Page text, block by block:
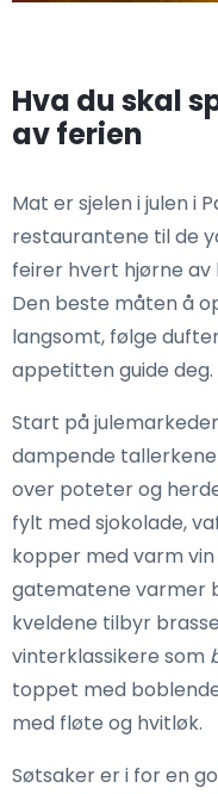
Hva du skal
av ferien
Mat er sjelen i julen i
restaurantene til de
feirer hvert hjørne av
Den beste måten å
langsomt, følge
appetitten guide deg.
Start på
dampende
over poteter og
fylt med sjokolade,
kopper med varm vin
gatematene varmer
kveldene tilbyr
vinterklassikere som
toppet med
med fløte og hvitløk.
Søtsaker er i for en